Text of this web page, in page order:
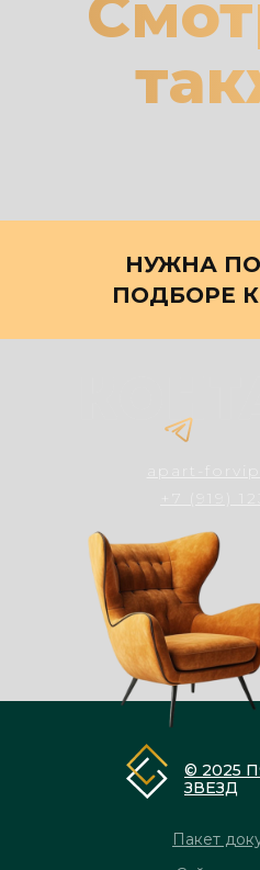
НУЖНА
ПОДБОРЕ
© 2025
ЗВЕЗД
Пакет